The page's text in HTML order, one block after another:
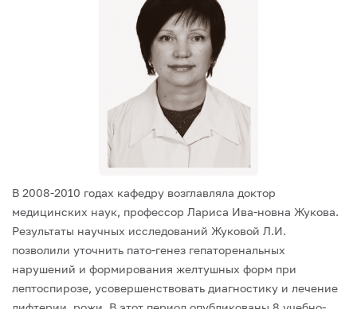
В 2008-2010 годах кафедру возглавляла доктор
медицинских наук, профессор Лариса Ива-новна Жукова.
Результаты научных исследований Жуковой Л.И.
позволили уточнить пато-генез гепаторенальных
нарушений и формирования желтушных форм при
лептоспирозе, усовершенствовать диагностику и лечение